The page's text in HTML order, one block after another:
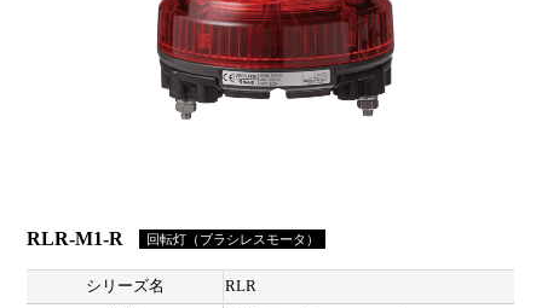
RLR-M1-R 回転灯（ブラシレスモータ）
シリーズ名
RLR